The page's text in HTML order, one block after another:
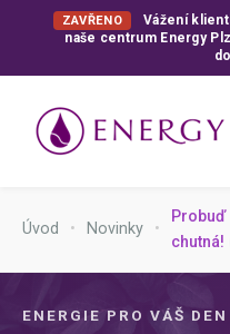
ZAVŘENO
Vážení
naše centrum Energy
Úvod • Novinky •
chutná!
ENERGIE PRO VÁŠ DEN